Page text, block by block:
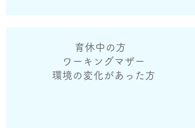
育休中の方
ワーキングマザー
環境の変化があった方